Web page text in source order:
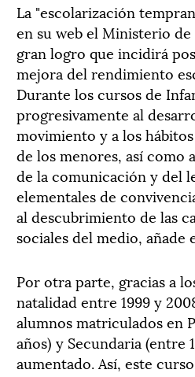
La "escolarización
en su web el Ministerio
gran logro que incidirá
mejora del rendimiento
Durante los cursos de
progresivamente al
movimiento y a los
de los menores, así como
de la comunicación y del
elementales de
al descubrimiento de las
sociales del medio, añade
Por otra parte, gracias a
natalidad entre 1999 y
alumnos matriculados en
años) y Secundaria (entre
aumentado. Así, este